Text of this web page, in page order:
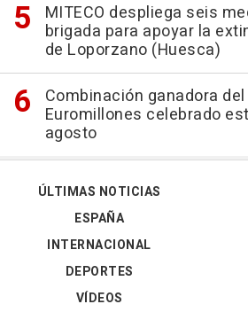
MITECO despliega seis
brigada para apoyar la
de Loporzano (Huesca)
Combinación ganadora
Euromillones celebrado
agosto
ÚLTIMAS NOTICIAS
ESPAÑA
INTERNACIONAL
DEPORTES
VÍDEOS